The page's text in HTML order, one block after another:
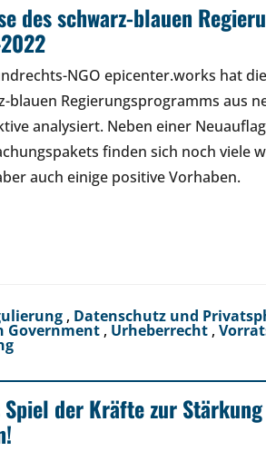
des schwarz-blauen
NGO epicenter.works hat
blauen Regierungsprogramms aus
analysiert. Neben einer
finden sich noch viele
auch einige positive Vorhaben.
, Datenschutz und
Government , Urheberrecht ,
Spiel der Kräfte zur